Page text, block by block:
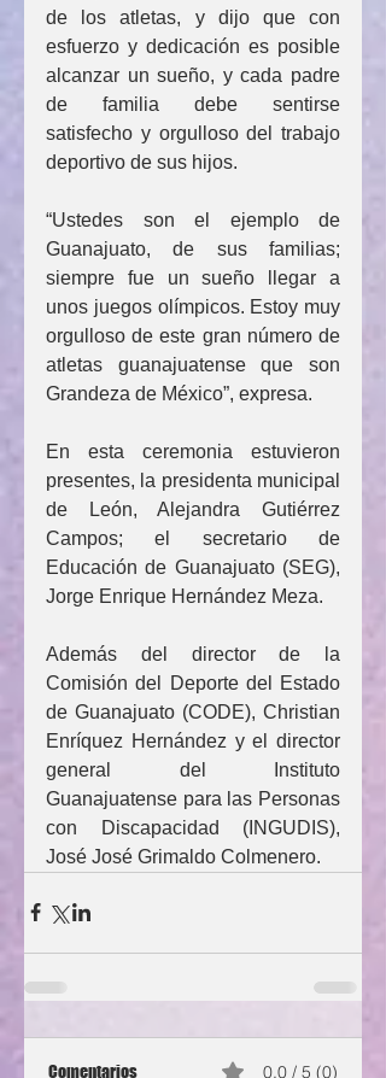
de los atletas, y dijo que con
esfuerzo y dedicación es posible
alcanzar un sueño, y cada padre
de familia debe sentirse
satisfecho y orgulloso del trabajo
deportivo de sus hijos.
“Ustedes son el ejemplo de
Guanajuato, de sus familias;
siempre fue un sueño llegar a
unos juegos olímpicos. Estoy muy
orgulloso de este gran número de
atletas guanajuatense que son
Grandeza de México”, expresa.
En esta ceremonia estuvieron
presentes, la presidenta municipal
de León, Alejandra Gutiérrez
Campos; el secretario de
Educación de Guanajuato (SEG),
Jorge Enrique Hernández Meza.
Además del director de la
Comisión del Deporte del Estado
de Guanajuato (CODE), Christian
Enríquez Hernández y el director
general del Instituto
Guanajuatense para las Personas
con Discapacidad (INGUDIS),
José José Grimaldo Colmenero.
Comentarios 0.0 / 5 (0)